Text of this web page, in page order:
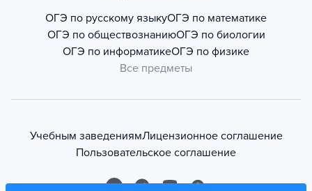
ОГЭ по русскому языкуОГЭ по математике
ОГЭ по обществознаниюОГЭ по биологии
ОГЭ по информатикеОГЭ по физике
Все предметы
Учебным заведениямЛицензионное соглашение
Пользовательское соглашение